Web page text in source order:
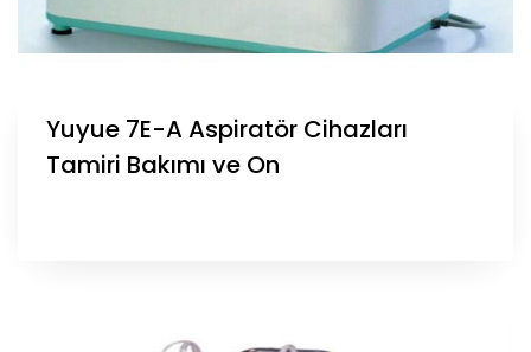
Yuyue 7E-A Aspiratör Cihazları
Tamiri Bakımı ve On